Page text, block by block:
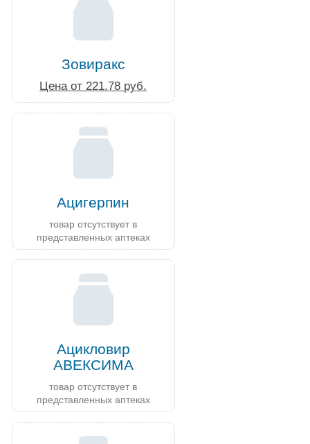
Зовиракс
Цена от 221.78 руб.
Ацигерпин
товар отсутствует в
представленных аптеках
Ацикловир
АВЕКСИМА
товар отсутствует в
представленных аптеках